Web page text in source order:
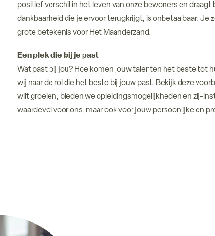
positief verschil in het leven van onze bewoners en draagt
dankbaarheid die je ervoor terugkrijgt, is onbetaalbaar. Je
grote betekenis voor Het Maanderzand.
Een plek die bij je past
Wat past bij jou? Hoe komen jouw talenten het beste tot
wij naar de rol die het beste bij jouw past. Bekijk deze
wilt groeien, bieden we opleidingsmogelijkheden en zij-
waardevol voor ons, maar ook voor jouw persoonlijke en